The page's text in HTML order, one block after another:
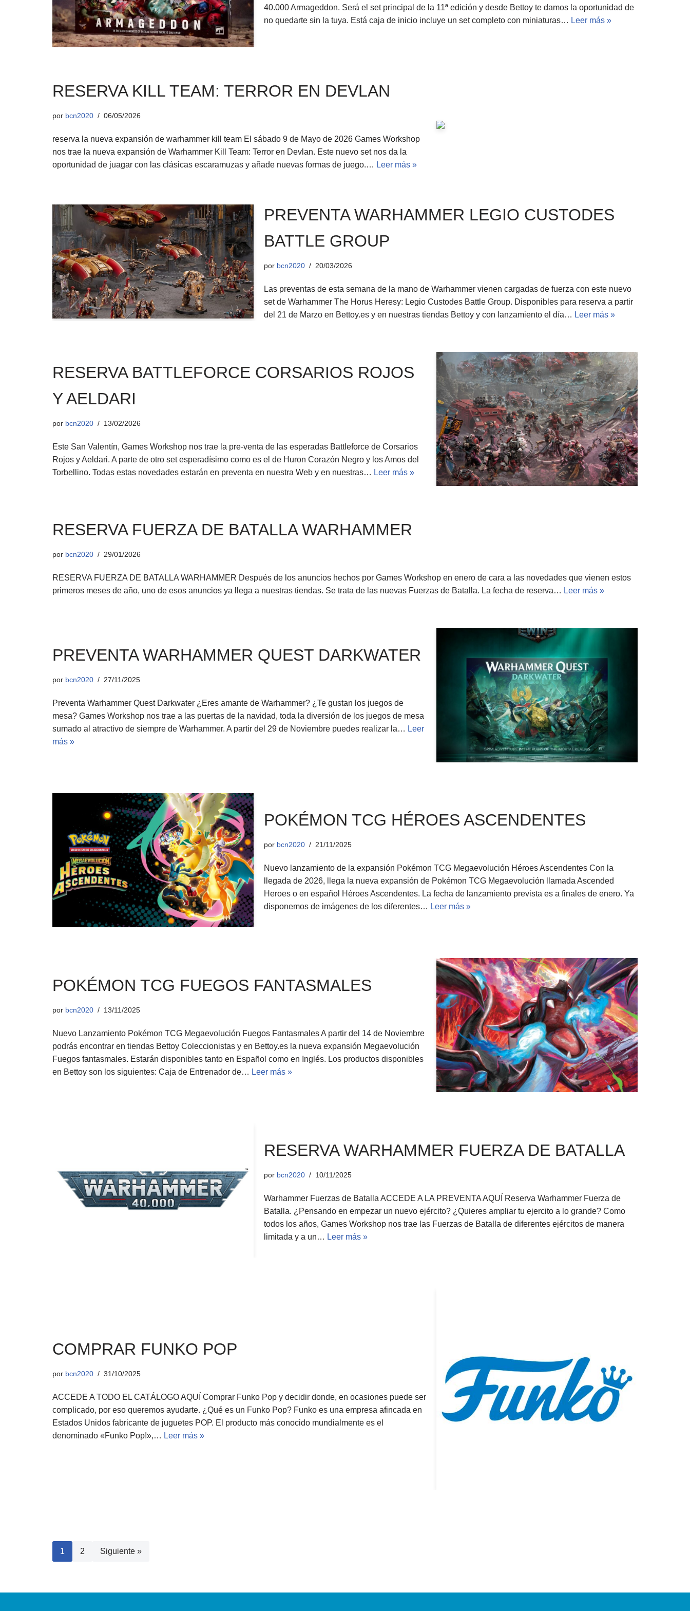
40.000 Armageddon. Será el set principal de la 11ª edición y desde Bettoy te damos la oportunidad de
no quedarte sin la tuya. Está caja de inicio incluye un set completo con miniaturas… Leer más »
RESERVA KILL TEAM: TERROR EN DEVLAN
por bcn2020 06/05/2026
reserva la nueva expansión de warhammer kill team El sábado 9 de Mayo de 2026 Games Workshop
nos trae la nueva expansión de Warhammer Kill Team: Terror en Devlan. Este nuevo set nos da la
oportunidad de juagar con las clásicas escaramuzas y añade nuevas formas de juego.… Leer más »
PREVENTA WARHAMMER LEGIO CUSTODES
BATTLE GROUP
por bcn2020 20/03/2026
Las preventas de esta semana de la mano de Warhammer vienen cargadas de fuerza con este nuevo
set de Warhammer The Horus Heresy: Legio Custodes Battle Group. Disponibles para reserva a partir
del 21 de Marzo en Bettoy.es y en nuestras tiendas Bettoy y con lanzamiento el día… Leer más »
RESERVA BATTLEFORCE CORSARIOS ROJOS
Y AELDARI
por bcn2020 13/02/2026
Este San Valentín, Games Workshop nos trae la pre-venta de las esperadas Battleforce de Corsarios
Rojos y Aeldari. A parte de otro set esperadísimo como es el de Huron Corazón Negro y los Amos del
Torbellino. Todas estas novedades estarán en preventa en nuestra Web y en nuestras… Leer más »
RESERVA FUERZA DE BATALLA WARHAMMER
por bcn2020 29/01/2026
RESERVA FUERZA DE BATALLA WARHAMMER Después de los anuncios hechos por Games Workshop en enero de cara a las novedades que vienen estos
primeros meses de año, uno de esos anuncios ya llega a nuestras tiendas. Se trata de las nuevas Fuerzas de Batalla. La fecha de reserva… Leer más »
PREVENTA WARHAMMER QUEST DARKWATER
por bcn2020 27/11/2025
Preventa Warhammer Quest Darkwater ¿Eres amante de Warhammer? ¿Te gustan los juegos de
mesa? Games Workshop nos trae a las puertas de la navidad, toda la diversión de los juegos de mesa
sumado al atractivo de siempre de Warhammer. A partir del 29 de Noviembre puedes realizar la… Leer
más »
POKÉMON TCG HÉROES ASCENDENTES
por bcn2020 21/11/2025
Nuevo lanzamiento de la expansión Pokémon TCG Megaevolución Héroes Ascendentes Con la
llegada de 2026, llega la nueva expansión de Pokémon TCG Megaevolución llamada Ascended
Heroes o en español Héroes Ascendentes. La fecha de lanzamiento prevista es a finales de enero. Ya
disponemos de imágenes de los diferentes… Leer más »
POKÉMON TCG FUEGOS FANTASMALES
por bcn2020 13/11/2025
Nuevo Lanzamiento Pokémon TCG Megaevolución Fuegos Fantasmales A partir del 14 de Noviembre
podrás encontrar en tiendas Bettoy Coleccionistas y en Bettoy.es la nueva expansión Megaevolución
Fuegos fantasmales. Estarán disponibles tanto en Español como en Inglés. Los productos disponibles
en Bettoy son los siguientes: Caja de Entrenador de… Leer más »
RESERVA WARHAMMER FUERZA DE BATALLA
por bcn2020 10/11/2025
Warhammer Fuerzas de Batalla ACCEDE A LA PREVENTA AQUÍ Reserva Warhammer Fuerza de
Batalla. ¿Pensando en empezar un nuevo ejército? ¿Quieres ampliar tu ejercito a lo grande? Como
todos los años, Games Workshop nos trae las Fuerzas de Batalla de diferentes ejércitos de manera
limitada y a un… Leer más »
COMPRAR FUNKO POP
por bcn2020 31/10/2025
ACCEDE A TODO EL CATÁLOGO AQUÍ Comprar Funko Pop y decidir donde, en ocasiones puede ser
complicado, por eso queremos ayudarte. ¿Qué es un Funko Pop? Funko es una empresa afincada en
Estados Unidos fabricante de juguetes POP. El producto más conocido mundialmente es el
denominado «Funko Pop!»,… Leer más »
1 2 Siguiente »